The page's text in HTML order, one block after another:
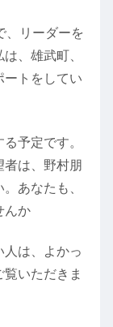
、リーダーを
、雄武町、
ートをしてい
予定です。
は、野村朋
あなたも、
んか
は、よかっ
いただきま